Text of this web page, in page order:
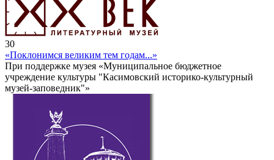
30
«Поклонимся великим тем годам...»
При поддержке музея «Муниципальное бюджетное
учреждение культуры "Касимовский историко-культурный
музей-заповедник"»